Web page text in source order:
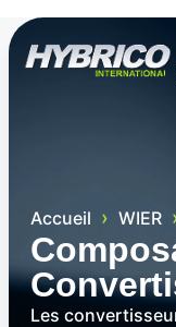
Accueil › WIER
Les